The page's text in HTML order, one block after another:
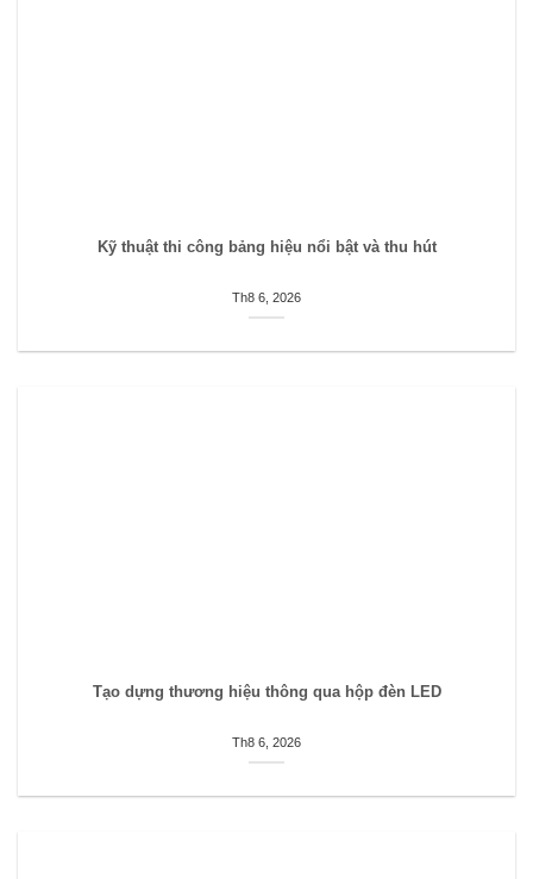
Kỹ thuật thi công bảng hiệu nổi bật và thu hút
Th8 6, 2026
Tạo dựng thương hiệu thông qua hộp đèn LED
Th8 6, 2026